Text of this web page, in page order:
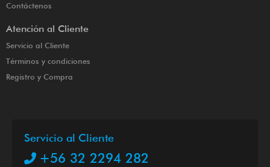
Contáctenos
Atención al Cliente
Servicio al Cliente
Términos y condiciones
Registro y Compra
Servicio al Cliente
+56 32 2294 282